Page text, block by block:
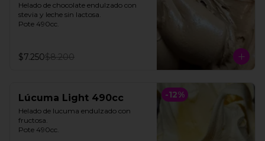
Helado de chocolate endulzado con
stevia y leche sin lactosa.
Pote 490cc.
$7.250$8.200
-12%
Lúcuma Light 490cc
Helado de lucuma endulzado con
fructosa.
Pote 490cc.